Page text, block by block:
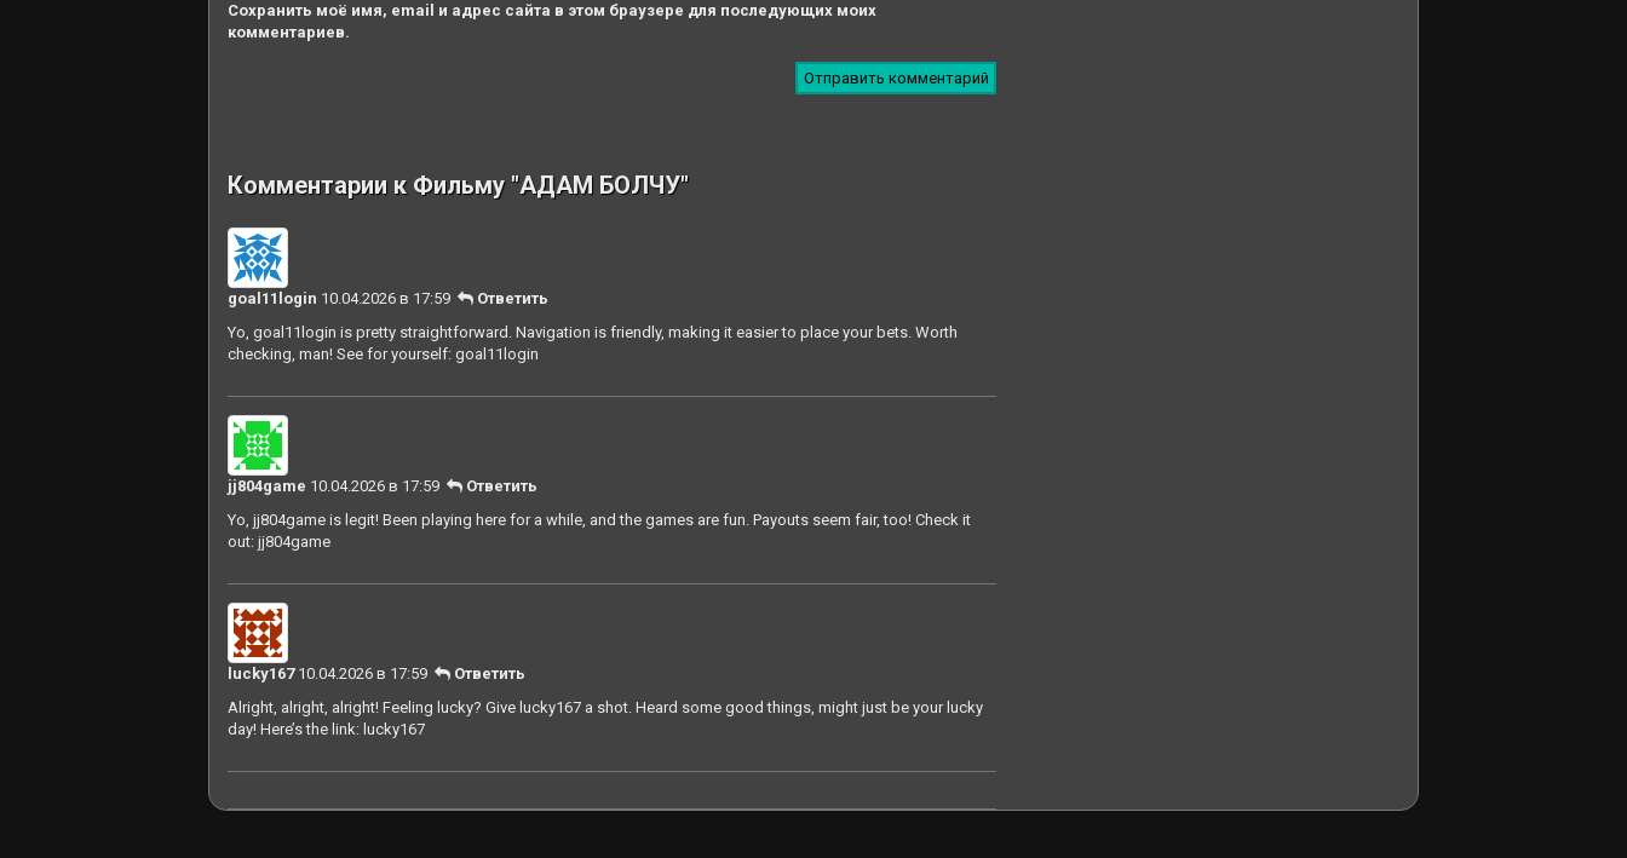
Сохранить моё имя, email и адрес сайта в этом браузере для последующих моих
комментариев.
Комментарии к Фильму "АДАМ БОЛЧУ"
goal11login 10.04.2026 в 17:59
Ответить
Yo, goal11login is pretty straightforward. Navigation is friendly, making it easier to place your bets. Worth
checking, man! See for yourself: goal11login
jj804game 10.04.2026 в 17:59
Ответить
Yo, jj804game is legit! Been playing here for a while, and the games are fun. Payouts seem fair, too! Check it
out: jj804game
lucky167 10.04.2026 в 17:59
Ответить
Alright, alright, alright! Feeling lucky? Give lucky167 a shot. Heard some good things, might just be your lucky
day! Here’s the link: lucky167